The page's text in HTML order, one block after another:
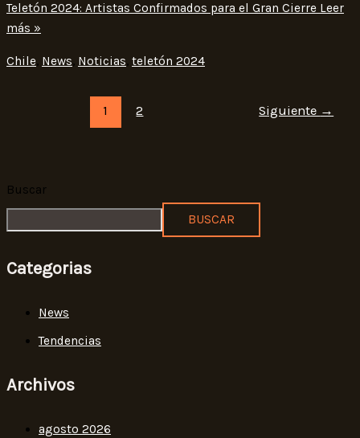
Teletón 2024: Artistas Confirmados para el Gran Cierre Leer
más »
Chile, News, Noticias, teletón 2024
1 2 Siguiente →
Buscar
BUSCAR
Categorias
News
Tendencias
Archivos
agosto 2026